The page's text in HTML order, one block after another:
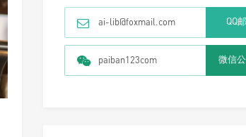
ai-lib@foxmail.com QQ
paiban123com 微信